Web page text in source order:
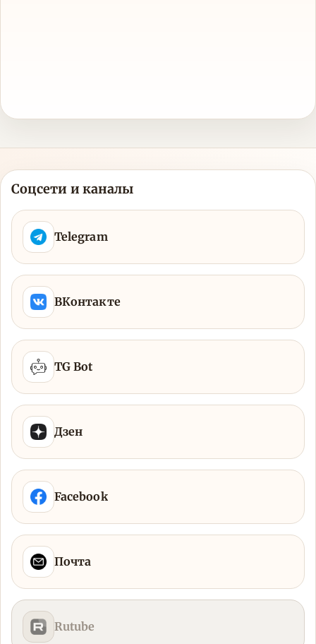
Соцсети и каналы
Telegram
ВКонтакте
TG Bot
Дзен
Facebook
Почта
Rutube